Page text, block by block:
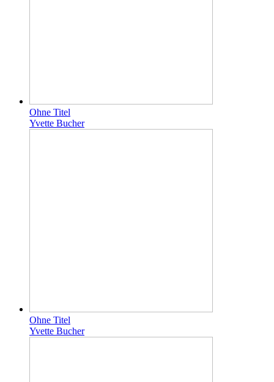
Ohne Titel
Yvette Bucher
Ohne Titel
Yvette Bucher